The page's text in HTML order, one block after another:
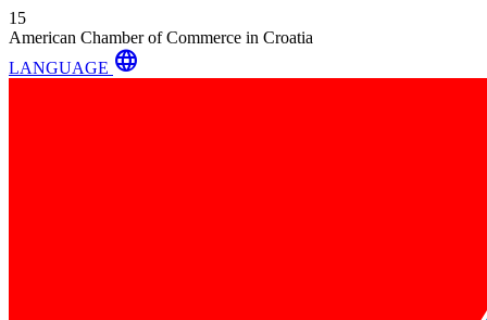
15
American Chamber of Commerce in Croatia
LANGUAGE language